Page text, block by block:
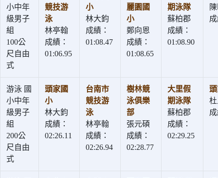
小中年
級男子
組
100公
尺自由
式
競技游
泳
林亭翰
成績：
01:06.95
小
林大鈞
成績：
01:08.47
麗園國
小
鄭向恩
成績：
01:08.65
期泳隊
蘇柏郡
成績：
01:08.90
游泳 國
小中年
級男子
組
200公
尺自由
式
頭家國
小
林大鈞
成績：
02:26.11
台南市
競技游
泳
林亭翰
成績：
02:26.94
樹林競
泳俱樂
部
張元碩
成績：
02:28.77
大里假
期泳隊
蘇柏郡
成績：
02:29.25